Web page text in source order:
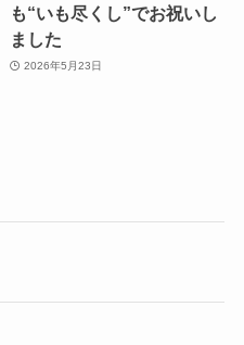
も“いも尽くし”でお祝いし
ました
2026年5月23日